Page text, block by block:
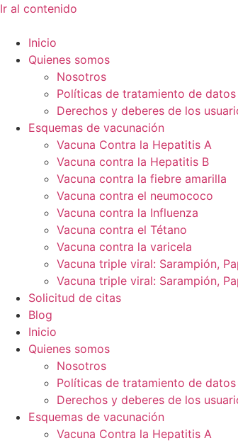
Ir al contenido
Inicio
Quienes somos
Nosotros
Políticas de tratamiento de datos
Derechos y deberes de los
Esquemas de vacunación
Vacuna Contra la Hepatitis A
Vacuna contra la Hepatitis B
Vacuna contra la fiebre amarilla
Vacuna contra el neumococo
Vacuna contra la Influenza
Vacuna contra el Tétano
Vacuna contra la varicela
Vacuna triple viral: Sarampión,
Vacuna triple viral: Sarampión,
Solicitud de citas
Blog
Inicio
Quienes somos
Nosotros
Políticas de tratamiento de datos
Derechos y deberes de los
Esquemas de vacunación
Vacuna Contra la Hepatitis A